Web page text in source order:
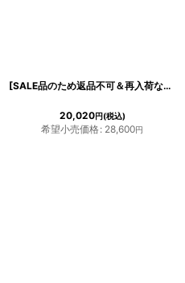
[SALE品のため返品不可＆再入荷なしの現品限り][ERUKEI]オレンジ・サーモンピンク・リボンポイント・ノースリーブ・花柄・ハイウエスト・Aライン・膝丈・ミディアム・ドレス・ワンピース[MIRIN着用][送料無料]
20,020円(税込)
希望小売価格: 28,600円